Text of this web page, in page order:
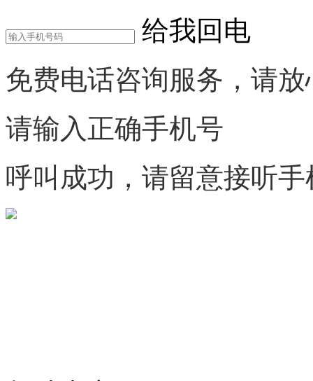
给我回电
免费电话咨询服务，请放
请输入正确手机号
呼叫成功，请留意接听手